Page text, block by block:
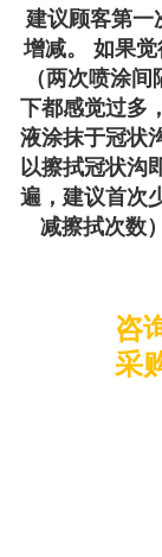
建议顾客第一
增减。 如果
（两次喷涂
下都感觉过多
液涂抹于冠状
以擦拭冠状沟
遍，建议首次
减擦拭次数
咨
采